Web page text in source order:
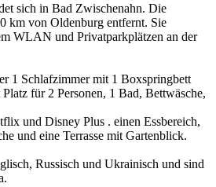
sich in Bad Zwischenahn. Die
km von Oldenburg entfernt. Sie
WLAN und Privatparkplätzen an der
1 Schlafzimmer mit 1 Boxspringbett
für 2 Personen, 1 Bad, Bettwäsche,
und Disney Plus . einen Essbereich,
und eine Terrasse mit Gartenblick.
Russisch und Ukrainisch und sind